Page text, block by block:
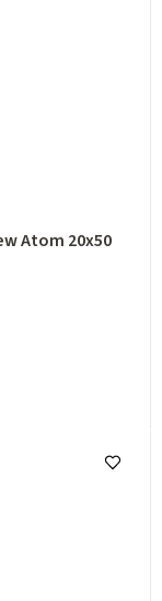
Atom 20x50